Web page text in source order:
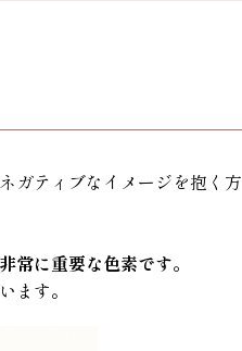
ガティブなイメージを抱く方
常に重要な色素です。
ます。